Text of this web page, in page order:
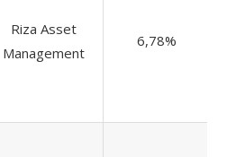
Riza Asset
Management
6,78%